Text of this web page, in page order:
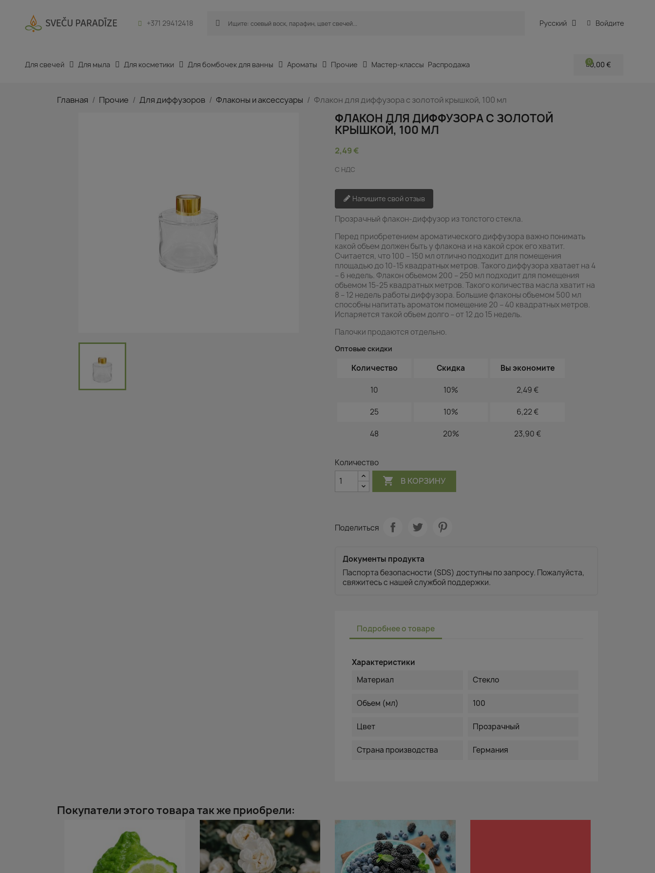
+371 29412418 Русский Войдите
Для свечей Для мыла Для косметики Для бомбочек для ванны Ароматы Прочие Мастер-классы Распродажа 0,00 €
Главная Прочие Для диффузоров Флаконы и аксессуары Флакон для диффузора с золотой крышкой, 100 мл
ФЛАКОН ДЛЯ ДИФФУЗОРА С ЗОЛОТОЙ
КРЫШКОЙ, 100 МЛ
2,49 €
С НДС
Напишите свой отзыв
Прозрачный флакон-диффузор из толстого стекла.
Перед приобретением ароматического диффузора важно понимать
какой объем должен быть у флакона и на какой срок его хватит.
Считается, что 100 – 150 мл отлично подходит для помещения
площадью до 10-15 квадратных метров. Такого диффузора хватает на 4
– 6 недель. Флакон объемом 200 – 250 мл подходит для помещения
объемом 15-25 квадратных метров. Такого количества масла хватит на
8 – 12 недель работы диффузора. Большие флаконы объемом 500 мл
способны напитать ароматом помещение 20 – 40 квадратных метров.
Испаряется такой объем долго – от 12 до 15 недель.
Палочки продаются отдельно.
Оптовые скидки
Количество Скидка Вы экономите
10 10% 2,49 €
25 10% 6,22 €
48 20% 23,90 €
Количество
 В КОРЗИНУ
Поделиться
Документы продукта
Паспорта безопасности (SDS) доступны по запросу. Пожалуйста,
свяжитесь с нашей службой поддержки.
Подробнее о товаре
Характеристики
Материал
Стекло
Объем (мл) 100
Цвет Прозрачный
Страна производства Германия
Покупатели этого товара так же приобрели: